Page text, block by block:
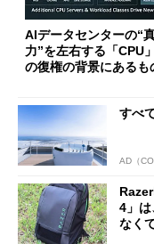
AIデータセンターの“
力”を左右する「
の復権の背景にあるも
すべ
AD（
4」
なく